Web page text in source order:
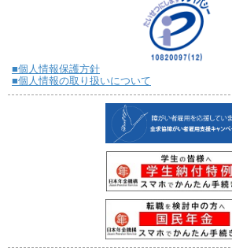
■個人情報保護方針
■個人情報の取り扱いについて